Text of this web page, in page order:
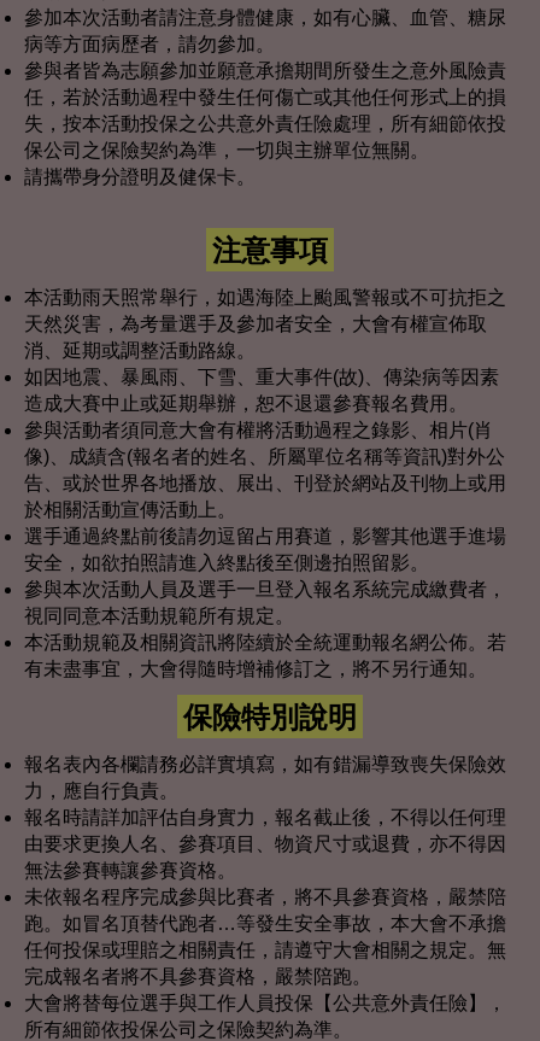
參加本次活動者請注意身體健康，如有心臟、血管、糖尿
病等方面病歷者，請勿參加。
參與者皆為志願參加並願意承擔期間所發生之意外風險責
任，若於活動過程中發生任何傷亡或其他任何形式上的損
失，按本活動投保之公共意外責任險處理，所有細節依投
保公司之保險契約為準，一切與主辦單位無關。
請攜帶身分證明及健保卡。
注意事項
本活動雨天照常舉行，如遇海陸上颱風警報或不可抗拒之
天然災害，為考量選手及參加者安全，大會有權宣佈取
消、延期或調整活動路線。
如因地震、暴風雨、下雪、重大事件(故)、傳染病等因素
造成大賽中止或延期舉辦，恕不退還參賽報名費用。
參與活動者須同意大會有權將活動過程之錄影、相片(肖
像)、成績含(報名者的姓名、所屬單位名稱等資訊)對外公
告、或於世界各地播放、展出、刊登於網站及刊物上或用
於相關活動宣傳活動上。
選手通過終點前後請勿逗留占用賽道，影響其他選手進場
安全，如欲拍照請進入終點後至側邊拍照留影。
參與本次活動人員及選手一旦登入報名系統完成繳費者，
視同同意本活動規範所有規定。
本活動規範及相關資訊將陸續於全統運動報名網公佈。若
有未盡事宜，大會得隨時增補修訂之，將不另行通知。
保險特別說明
報名表內各欄請務必詳實填寫，如有錯漏導致喪失保險效
力，應自行負責。
報名時請詳加評估自身實力，報名截止後，不得以任何理
由要求更換人名、參賽項目、物資尺寸或退費，亦不得因
無法參賽轉讓參賽資格。
未依報名程序完成參與比賽者，將不具參賽資格，嚴禁陪
跑。如冒名頂替代跑者…等發生安全事故，本大會不承擔
任何投保或理賠之相關責任，請遵守大會相關之規定。無
完成報名者將不具參賽資格，嚴禁陪跑。
大會將替每位選手與工作人員投保【公共意外責任險】，
所有細節依投保公司之保險契約為準。